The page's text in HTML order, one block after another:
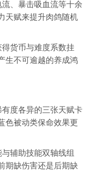
、暴击吸血流等十余
天赋来提升肉鸽随机
货币与难度系数挂
生不可逾越的养成鸿
度各异的三张天赋卡
色被动类保命效果更
辅助技能双轴线组
期缺伤害还是后期缺